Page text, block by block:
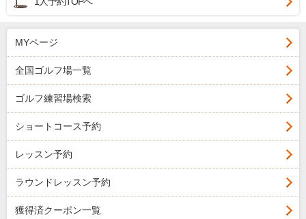
MYページ
全国ゴルフ場一覧
ゴルフ練習場検索
ショートコース予約
レッスン予約
ラウンドレッスン予約
獲得済クーポン一覧